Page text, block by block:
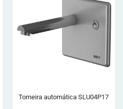
Torneira automática SLU04P17